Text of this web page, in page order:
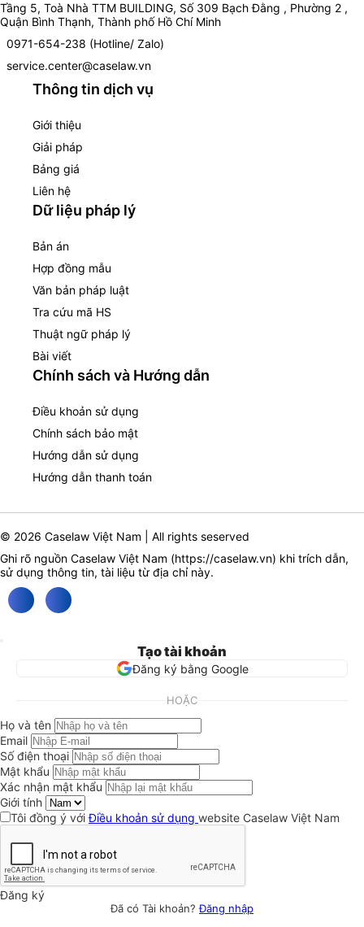
Tầng 5, Toà Nhà TTM BUILDING, Số 309 Bạch Đằng , Phường 2 ,
Quận Bình Thạnh, Thành phố Hồ Chí Minh
0971-654-238 (Hotline/ Zalo)
service.center@caselaw.vn
Thông tin dịch vụ
Giới thiệu
Giải pháp
Bảng giá
Liên hệ
Dữ liệu pháp lý
Bản án
Hợp đồng mẫu
Văn bản pháp luật
Tra cứu mã HS
Thuật ngữ pháp lý
Bài viết
Chính sách và Hướng dẫn
Điều khoản sử dụng
Chính sách bảo mật
Hướng dẫn sử dụng
Hướng dẫn thanh toán
© 2026 Caselaw Việt Nam | All rights seserved
Ghi rõ nguồn Caselaw Việt Nam (https://caselaw.vn) khi trích dẫn,
sử dụng thông tin, tài liệu từ địa chỉ này.
Tạo tài khoản
Đăng ký bằng Google
HOẶC
Họ và tên
Email
Số điện thoại
Mật khẩu
Xác nhận mật khẩu
Giới tính
Tôi đồng ý vớiĐiều khoản sử dụng website Caselaw Việt Nam
Đăng ký
Đã có Tài khoản?Đăng nhập